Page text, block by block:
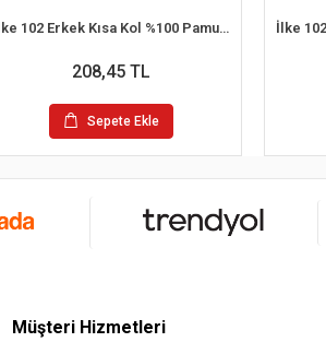
İlke 102 Erkek Kısa Kol %100 Pamuk Atlet XL
208,45 TL
Sepete Ekle
Müşteri Hizmetleri